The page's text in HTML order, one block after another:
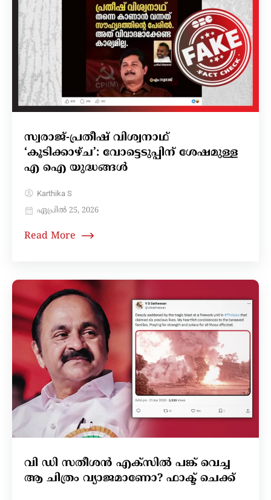
സ്വരാജ്-പ്രതീഷ് വിശ്വനാഥ്
‘കൂടിക്കാഴ്ച’: വോട്ടെടുപ്പിന് ശേഷമുള്ള
എ ഐ യുദ്ധങ്ങൾ
Karthika S
ഏപ്രിൽ 25, 2026
Read More
വി ഡി സതീശൻ എക്‌സിൽ പങ്ക് വെച്ച
ആ ചിത്രം വ്യാജമാണോ? ഫാക്ട് ചെക്ക്